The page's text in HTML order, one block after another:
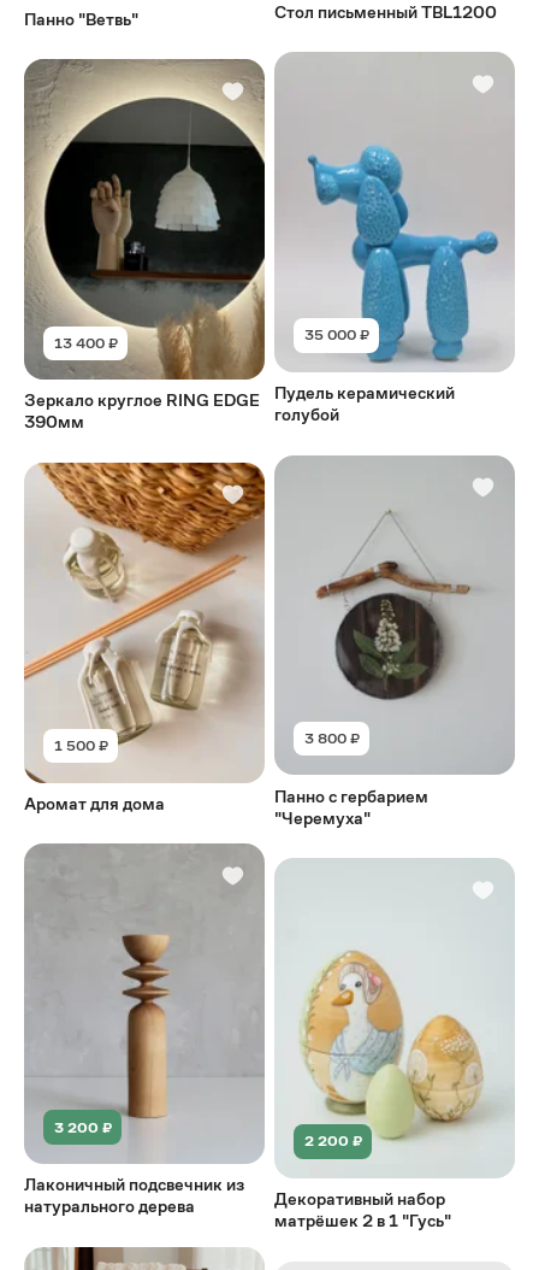
Панно "Ветвь"
13 400 ₽
Зеркало круглое RING EDGE
390мм
1 500 ₽
Аромат для дома
3 200 ₽
Лаконичный подсвечник из
натурального дерева
Стол письменный TBL1200
35 000 ₽
Пудель керамический
голубой
3 800 ₽
Панно с гербарием
"Черемуха"
2 200 ₽
Декоративный набор
матрёшек 2 в 1 "Гусь"